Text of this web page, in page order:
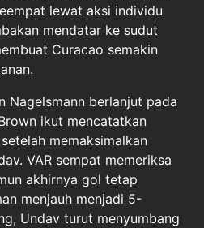
lewat aksi individu
mendatar ke sudut
Curacao semakin
Nagelsmann berlanjut pada
ikut mencatatkan
memaksimalkan
VAR sempat memeriksa
akhirnya gol tetap
menjauh menjadi 5-
Undav turut menyumbang